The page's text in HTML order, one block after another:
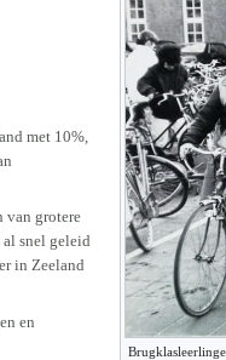
met 10%,
van grotere
snel geleid
in Zeeland
en